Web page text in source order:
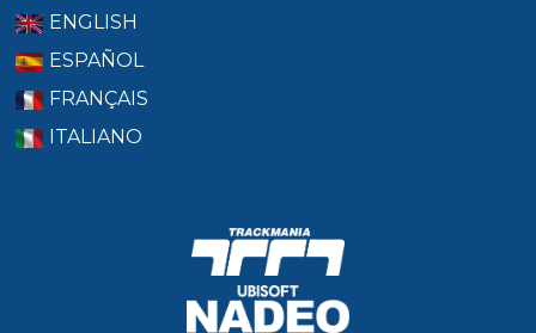
ENGLISH
ESPAÑOL
FRANÇAIS
ITALIANO